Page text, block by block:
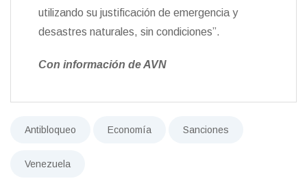
utilizando su justificación de emergencia y
desastres naturales, sin condiciones”.
Con información de AVN
Antibloqueo Economía Sanciones
Venezuela